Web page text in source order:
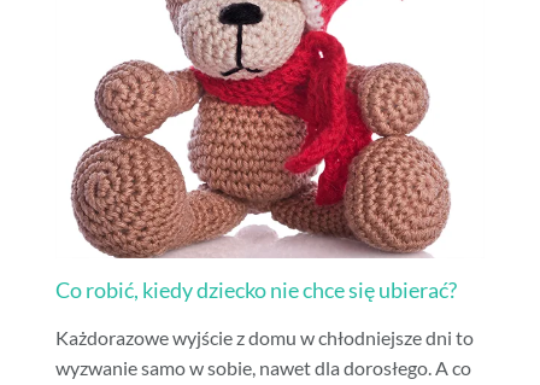
Co robić, kiedy dziecko nie chce się ubierać?
Każdorazowe wyjście z domu w chłodniejsze dni to
wyzwanie samo w sobie, nawet dla dorosłego. A co